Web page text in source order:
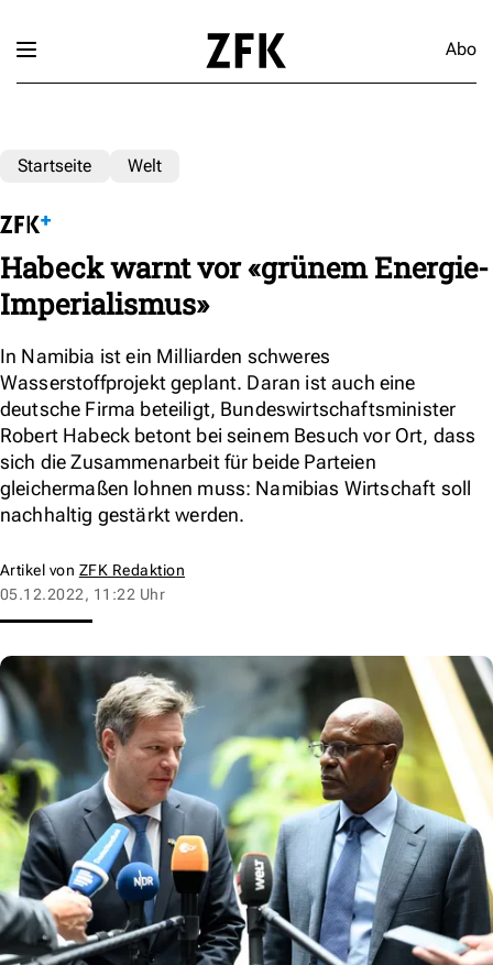
Abo
Startseite Welt
Habeck warnt vor «grünem Energie-
Imperialismus»
In Namibia ist ein Milliarden schweres
Wasserstoffprojekt geplant. Daran ist auch eine
deutsche Firma beteiligt, Bundeswirtschaftsminister
Robert Habeck betont bei seinem Besuch vor Ort, dass
sich die Zusammenarbeit für beide Parteien
gleichermaßen lohnen muss: Namibias Wirtschaft soll
nachhaltig gestärkt werden.
Artikel von ZFK Redaktion
05.12.2022, 11:22 Uhr